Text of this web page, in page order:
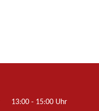
13:00 - 15:00 Uhr